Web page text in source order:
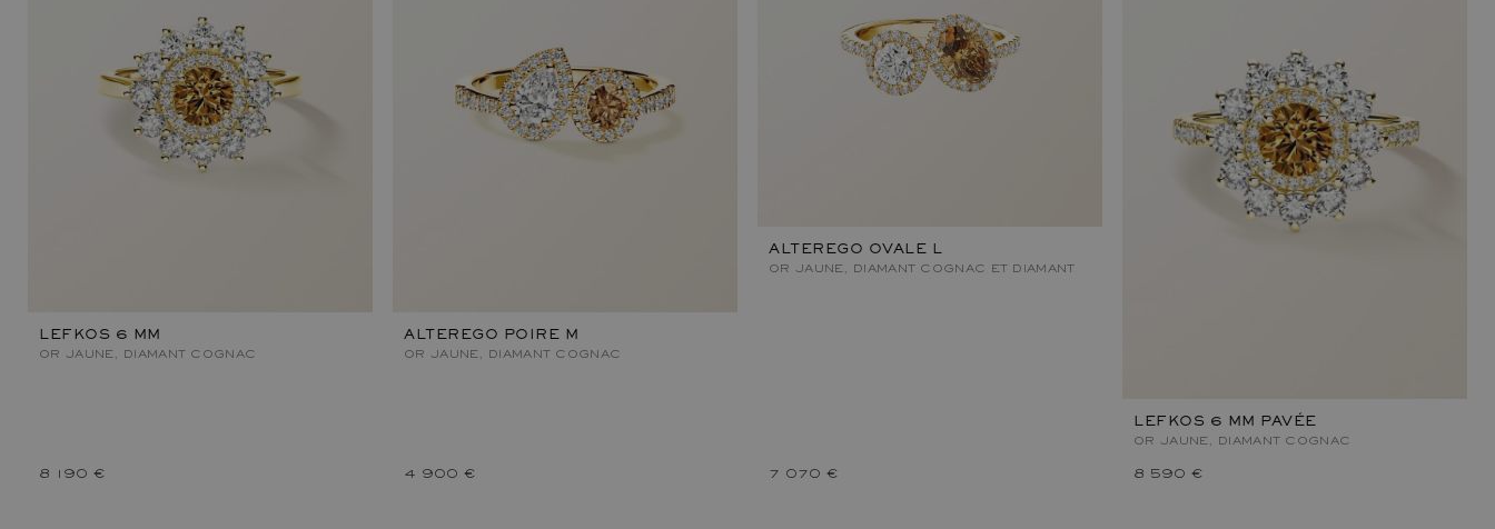
LEFKOS 6 MM
OR JAUNE, DIAMANT COGNAC
8 190 €
ALTEREGO POIRE M
OR JAUNE, DIAMANT COGNAC
4 900 €
ALTEREGO OVALE L
OR JAUNE, DIAMANT COGNAC ET DIAMANT
7 070 €
LEFKOS 6 MM PAVÉE
OR JAUNE, DIAMANT COGNAC
8 590 €